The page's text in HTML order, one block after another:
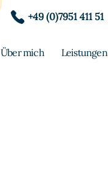
Über mich Leistungen
+49 (0)7951 411 51